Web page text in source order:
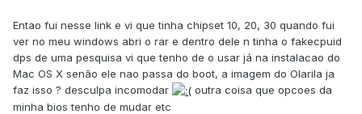
Entao fui nesse link e vi que tinha chipset 10, 20, 30 quando fui
ver no meu windows abri o rar e dentro dele n tinha o fakecpuid
dps de uma pesquisa vi que tenho de o usar já na instalacao do
Mac OS X senão ele nao passa do boot, a imagem do Olarila ja
faz isso ? desculpa incomodar
outra coisa que opcoes da
minha bios tenho de mudar etc